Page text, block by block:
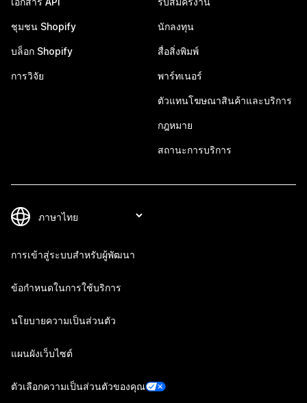
ชุมชน Shopify
บล็อก Shopify
การวิจัย
นักลงทุน
สื่อสิ่งพิมพ์
พาร์ทเนอร์
ตัวแทนโฆษณาสินค้าและบริการ
กฎหมาย
สถานะการบริการ
การเข้าสู่ระบบสำหรับผู้พัฒนา
ข้อกำหนดในการใช้บริการ
นโยบายความเป็นส่วนตัว
แผนผังเว็บไซต์
ตัวเลือกความเป็นส่วนตัวของคุณ